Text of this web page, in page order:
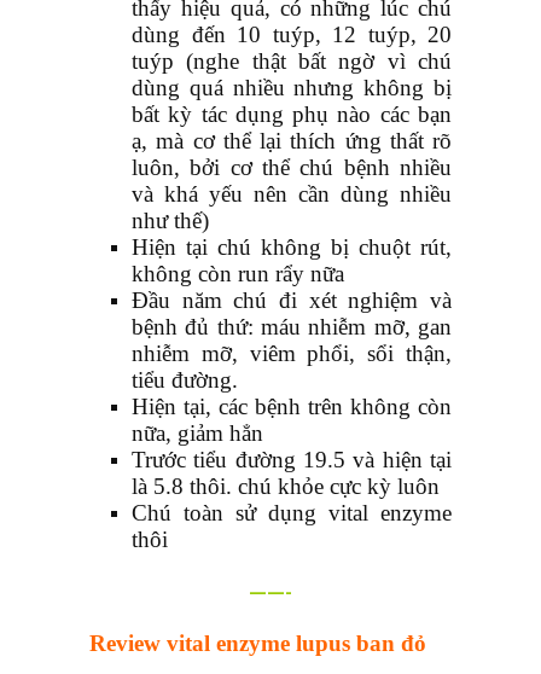
thấy hiệu quả, có những lúc chú
dùng đến 10 tuýp, 12 tuýp, 20
tuýp (nghe thật bất ngờ vì chú
dùng quá nhiều nhưng không bị
bất kỳ tác dụng phụ nào các bạn
ạ, mà cơ thể lại thích ứng thất rõ
luôn, bởi cơ thể chú bệnh nhiều
và khá yếu nên cần dùng nhiều
như thế)
Hiện tại chú không bị chuột rút,
không còn run rẩy nữa
Đầu năm chú đi xét nghiệm và
bệnh đủ thứ: máu nhiễm mỡ, gan
nhiễm mỡ, viêm phổi, sổi thận,
tiểu đường.
Hiện tại, các bệnh trên không còn
nữa, giảm hẳn
Trước tiểu đường 19.5 và hiện tại
là 5.8 thôi. chú khỏe cực kỳ luôn
Chú toàn sử dụng vital enzyme
thôi
——-
Review vital enzyme lupus ban đỏ